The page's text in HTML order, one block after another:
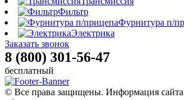
Фильтр
Фурнитура п/
Электрика
Заказать звонок
8 (800) 301-56-47
бесплатный
© Все права защищены. Информация